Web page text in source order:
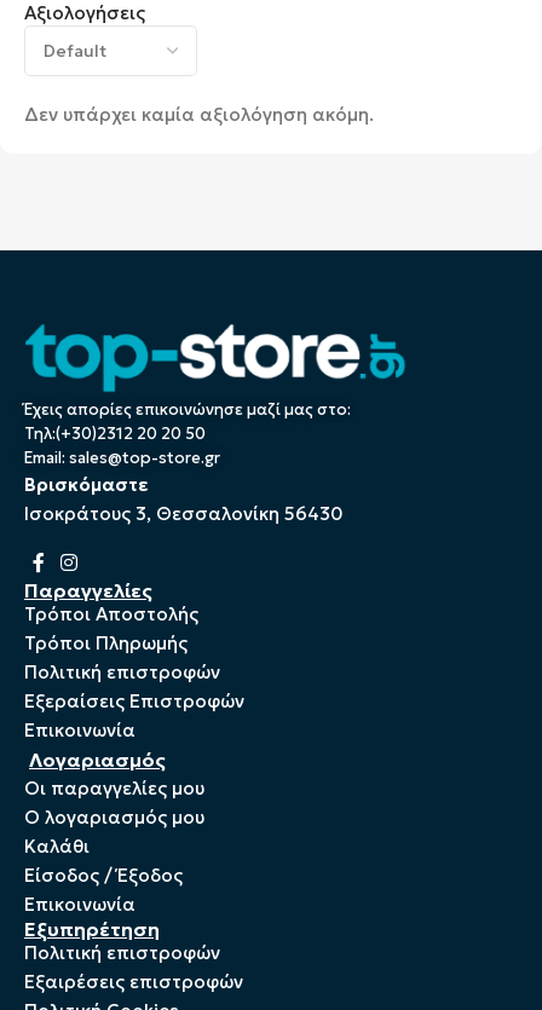
Αξιολογήσεις
Δεν υπάρχει καμία αξιολόγηση ακόμη.
Έχεις απορίες επικοινώνησε μαζί μας στο:
Τηλ:(+30)2312 20 20 50
Email: sales@top-store.gr
Βρισκόμαστε
Ισοκράτους 3, Θεσσαλονίκη 56430
Παραγγελίες
Τρόποι Αποστολής
Τρόποι Πληρωμής
Πολιτική επιστροφών
Εξεραίσεις Επιστροφών
Επικοινωνία
Λογαριασμός
Οι παραγγελίες μου
Ο λογαριασμός μου
Καλάθι
Είσοδος / Έξοδος
Επικοινωνία
Εξυπηρέτηση
Πολιτική επιστροφών
Εξαιρέσεις επιστροφών